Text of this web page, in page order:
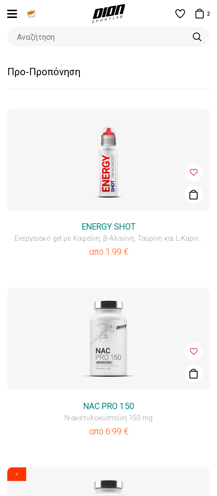
2
Προ-Προπόνηση
ENERGY SHOT
Ενεργειακό gel με Καφεΐνη, β-Αλανίνη, Ταυρίνη και L-Καρνι...
από 1.99 €
NAC PRO 150
Ν-ακετυλοκυστεΐνη 150 mg
από 6.99 €
⚡